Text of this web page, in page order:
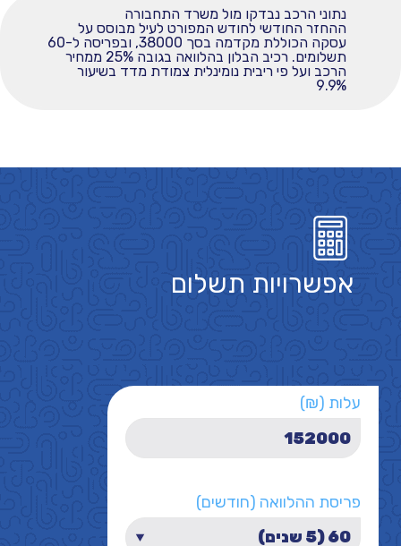
נתוני הרכב נבדקו מול משרד התחבורה
ההחזר החודשי לחודש המפורט לעיל מבוסס על
עסקה הכוללת מקדמה בסך 38000, ובפריסה ל-60
תשלומים. רכיב הבלון בהלוואה בגובה 25% ממחיר
הרכב ועל פי ריבית נומינלית צמודת מדד בשיעור
9.9%
אפשרויות תשלום
עלות (₪)
פריסת ההלוואה (חודשים)